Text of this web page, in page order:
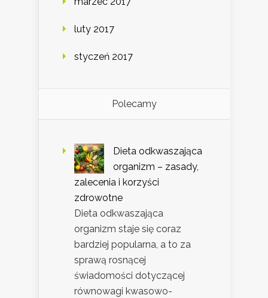
luty 2017
styczeń 2017
Polecamy
Dieta odkwaszająca
organizm – zasady,
zalecenia i korzyści
zdrowotne
Dieta odkwaszająca
organizm staje się coraz
bardziej popularna, a to za
sprawą rosnącej
świadomości dotyczącej
równowagi kwasowo-